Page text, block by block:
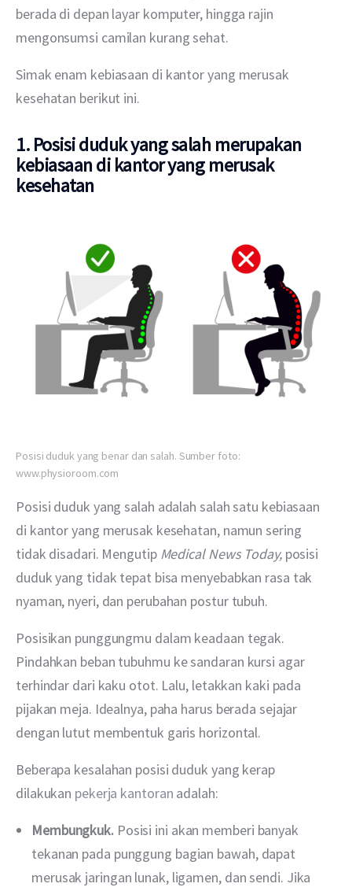
berada di depan layar komputer, hingga rajin
mengonsumsi camilan kurang sehat.
Simak enam kebiasaan di kantor yang merusak
kesehatan berikut ini.
1. Posisi duduk yang salah merupakan
kebiasaan di kantor yang merusak
kesehatan
Posisi duduk yang benar dan salah. Sumber foto:
www.physioroom.com
Posisi duduk yang salah adalah salah satu kebiasaan
di kantor yang merusak kesehatan, namun sering
tidak disadari. Mengutip Medical News Today, posisi
duduk yang tidak tepat bisa menyebabkan rasa tak
nyaman, nyeri, dan perubahan postur tubuh.
Posisikan punggungmu dalam keadaan tegak.
Pindahkan beban tubuhmu ke sandaran kursi agar
terhindar dari kaku otot. Lalu, letakkan kaki pada
pijakan meja. Idealnya, paha harus berada sejajar
dengan lutut membentuk garis horizontal.
Beberapa kesalahan posisi duduk yang kerap
dilakukan pekerja kantoran adalah:
Membungkuk. Posisi ini akan memberi banyak
tekanan pada punggung bagian bawah, dapat
merusak jaringan lunak, ligamen, dan sendi. Jika